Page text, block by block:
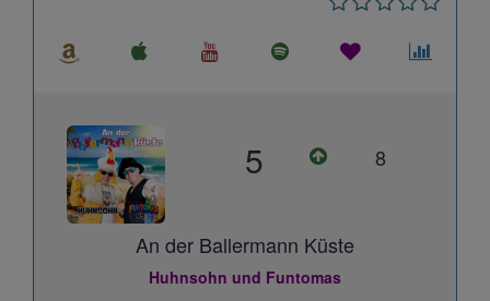
5 8
An der Ballermann Küste
Huhnsohn und Funtomas